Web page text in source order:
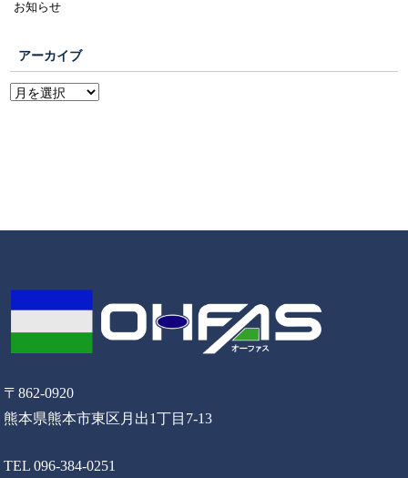
お知らせ
アーカイブ
〒862-0920
熊本県熊本市東区月出1丁目7-13
TEL 096-384-0251